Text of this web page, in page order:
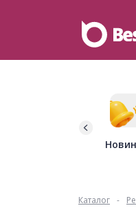
Каталог -